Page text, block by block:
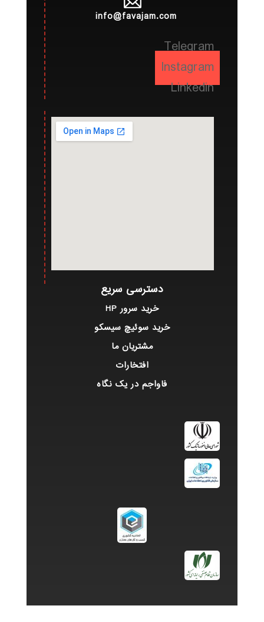
info@favajam.com
Telegram
Instagram
Linkedin
دسترسی سریع
خرید سرور HP
خرید سوئیچ سیسکو
مشتریان ما
افتخارات
فاواجم در یک نگاه